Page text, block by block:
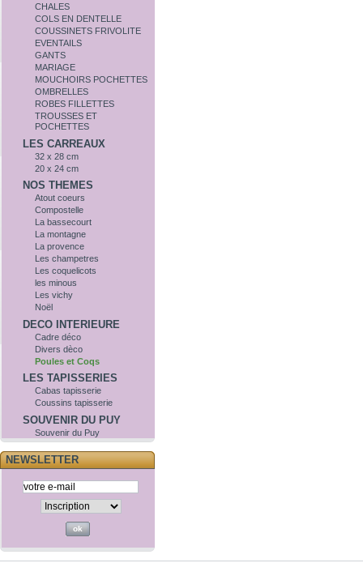
CHALES
COLS EN DENTELLE
COUSSINETS FRIVOLITE
EVENTAILS
GANTS
MARIAGE
MOUCHOIRS POCHETTES
OMBRELLES
ROBES FILLETTES
TROUSSES ET
POCHETTES
LES CARREAUX
32 x 28 cm
20 x 24 cm
NOS THEMES
Atout coeurs
Compostelle
La bassecourt
La montagne
La provence
Les champetres
Les coquelicots
les minous
Les vichy
Noël
DECO INTERIEURE
Cadre déco
Divers dèco
Poules et Coqs
LES TAPISSERIES
Cabas tapisserie
Coussins tapisserie
SOUVENIR DU PUY
Souvenir du Puy
NEWSLETTER